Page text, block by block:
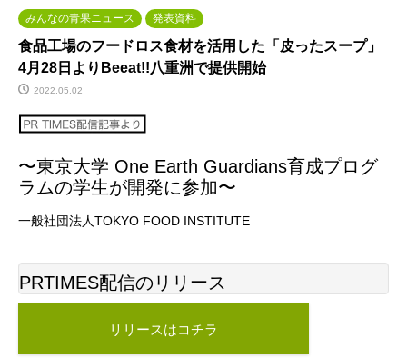
みんなの青果ニュース 発表資料
食品工場のフードロス食材を活用した「皮ったスープ」
4月28日よりBeeat!!八重洲で提供開始
2022.05.02
〜東京大学 One Earth Guardians育成プログ
ラムの学生が開発に参加〜
一般社団法人TOKYO FOOD INSTITUTE
PRTIMES配信のリリース
リリースはコチラ